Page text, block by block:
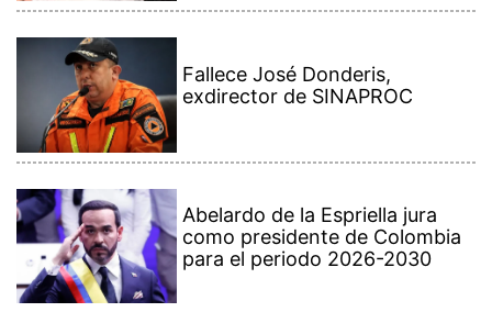
Fallece José Donderis,
exdirector de SINAPROC
Abelardo de la Espriella jura
como presidente de Colombia
para el periodo 2026-2030